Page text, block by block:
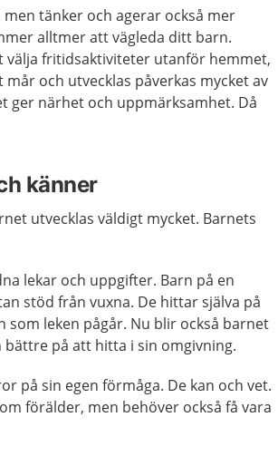
tänker och agerar också mer
alltmer att vägleda ditt barn.
fritidsaktiviteter utanför hemmet,
och utvecklas påverkas mycket av
ger närhet och uppmärksamhet. Då
känner
utvecklas väldigt mycket. Barnets
lekar och uppgifter. Barn på en
stöd från vuxna. De hittar själva på
leken pågår. Nu blir också barnet
på att hitta i sin omgivning.
på sin egen förmåga. De kan och vet.
förälder, men behöver också få vara